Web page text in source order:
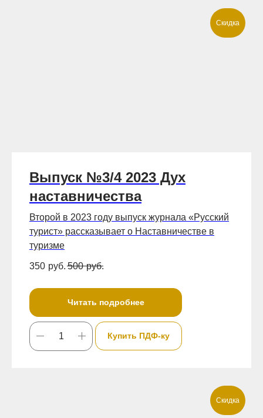
Скидка
Выпуск №3/4 2023 Дух
наставничества
Второй в 2023 году выпуск журнала «Русский
турист» рассказывает о Наставничестве в
туризме
350 руб. 500 руб.
Читать подробнее
Купить ПДФ-ку
Скидка